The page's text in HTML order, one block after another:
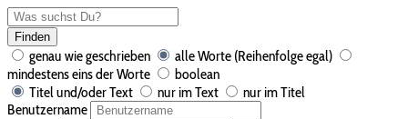
Finden
genau wie geschrieben
alle Worte (Reihenfolge egal)
mindestens eins der Worte
boolean
Titel und/oder Text
nur im Text
nur im Titel
Benutzername